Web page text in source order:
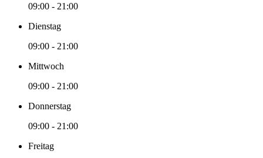
09:00 - 21:00
Dienstag
09:00 - 21:00
Mittwoch
09:00 - 21:00
Donnerstag
09:00 - 21:00
Freitag